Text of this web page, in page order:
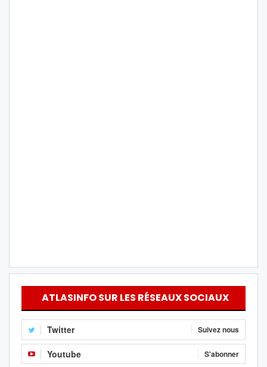
ATLASINFO SUR LES RÉSEAUX SOCIAUX
Twitter Suivez nous
Youtube S'abonner